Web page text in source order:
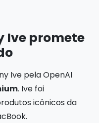
Ive promete
Ive pela OpenAI
. Ive foi
icônicos da